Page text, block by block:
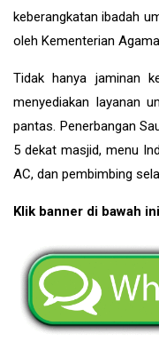
keberangkatan ibadah
oleh Kementerian
Tidak hanya jaminan
menyediakan layanan
pantas. Penerbangan
5 dekat masjid, menu
AC, dan pembimbing
Klik banner di bawah